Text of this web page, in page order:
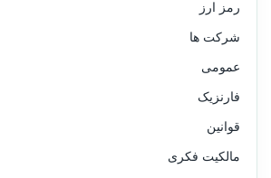
رمز ارز
شرکت ها
عمومی
فارنزیک
قوانین
مالکیت فکری